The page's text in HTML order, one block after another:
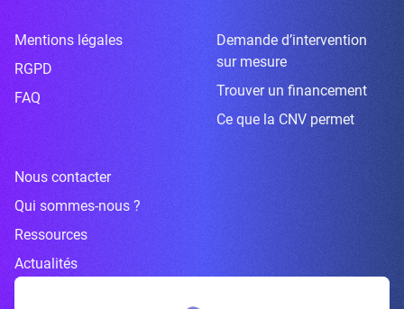
Mentions légales
RGPD
FAQ
Demande d’intervention
sur mesure
Trouver un financement
Ce que la CNV permet
Nous contacter
Qui sommes-nous ?
Ressources
Actualités